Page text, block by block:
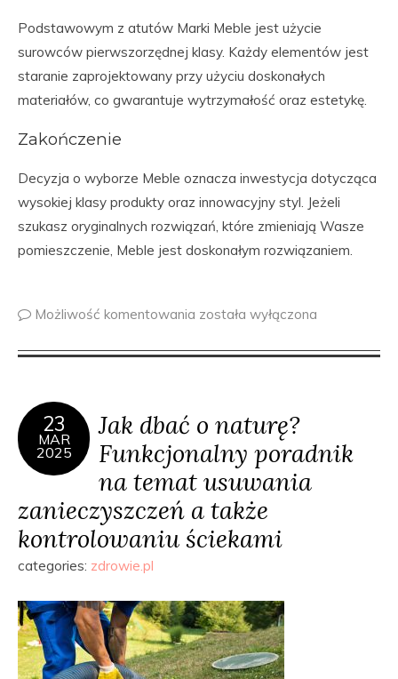
Podstawowym z atutów Marki Meble jest użycie
surowców pierwszorzędnej klasy. Każdy elementów jest
staranie zaprojektowany przy użyciu doskonałych
materiałów, co gwarantuje wytrzymałość oraz estetykę.
Zakończenie
Decyzja o wyborze Meble oznacza inwestycja dotycząca
wysokiej klasy produkty oraz innowacyjny styl. Jeżeli
szukasz oryginalnych rozwiązań, które zmieniają Wasze
pomieszczenie, Meble jest doskonałym rozwiązaniem.
Możliwość komentowania została wyłączona
23
MAR
2025
Jak dbać o naturę?
Funkcjonalny poradnik
na temat usuwania
zanieczyszczeń a także
kontrolowaniu ściekami
categories: zdrowie.pl